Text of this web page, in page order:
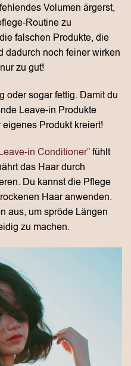
Volumen ärgerst,
Routine zu
falschen Produkte, die
dadurch noch feiner wirken
zu gut!
oder sogar fettig. Damit du
Leave-in Produkte
Produkt kreiert!
in Conditioner”fühlt
das Haar durch
Du kannst die Pflege
Haar anwenden.
aus, um spröde Längen
zu machen.